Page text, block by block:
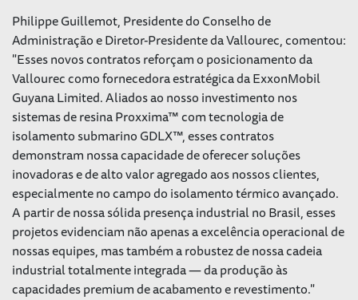
Philippe Guillemot, Presidente do Conselho de
Administração e Diretor-Presidente da Vallourec, comentou:
"Esses novos contratos reforçam o posicionamento da
Vallourec como fornecedora estratégica da ExxonMobil
Guyana Limited. Aliados ao nosso investimento nos
sistemas de resina Proxxima™ com tecnologia de
isolamento submarino GDLX™, esses contratos
demonstram nossa capacidade de oferecer soluções
inovadoras e de alto valor agregado aos nossos clientes,
especialmente no campo do isolamento térmico avançado.
A partir de nossa sólida presença industrial no Brasil, esses
projetos evidenciam não apenas a excelência operacional de
nossas equipes, mas também a robustez de nossa cadeia
industrial totalmente integrada — da produção às
capacidades premium de acabamento e revestimento."